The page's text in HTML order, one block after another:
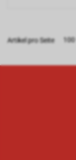
Artikel pro Seite 100